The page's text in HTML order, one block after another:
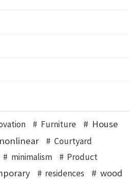
Furniture House
nonlinear
Courtyard
minimalism
Product
residences wood